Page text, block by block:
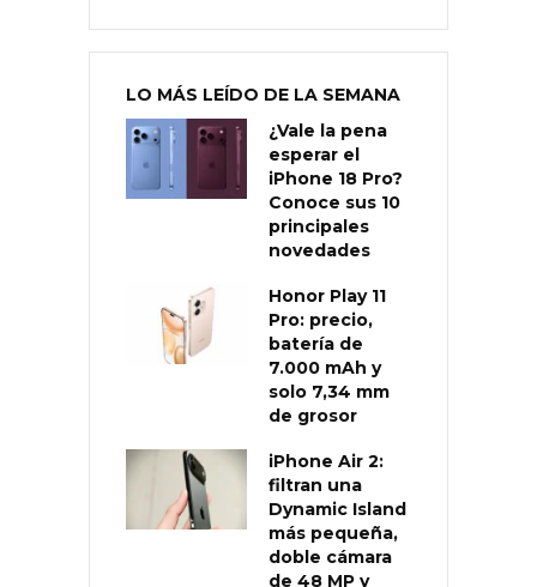
LO MÁS LEÍDO DE LA SEMANA
¿Vale la pena
esperar el
iPhone 18 Pro?
Conoce sus 10
principales
novedades
Honor Play 11
Pro: precio,
batería de
7.000 mAh y
solo 7,34 mm
de grosor
iPhone Air 2:
filtran una
Dynamic Island
más pequeña,
doble cámara
de 48 MP y